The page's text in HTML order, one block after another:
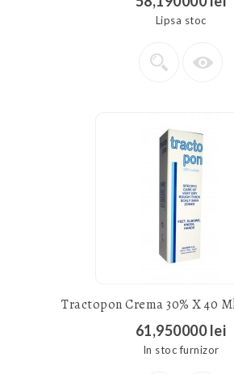
Lipsa stoc
Tractopon Crema 30% X 40
61,950000 lei
In stoc furnizor